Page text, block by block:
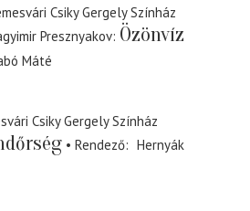
Csiky Gergely Színház
Presznyakov Özönvíz
Máté
Csiky Gergely Színház
Rendező
Hernyák